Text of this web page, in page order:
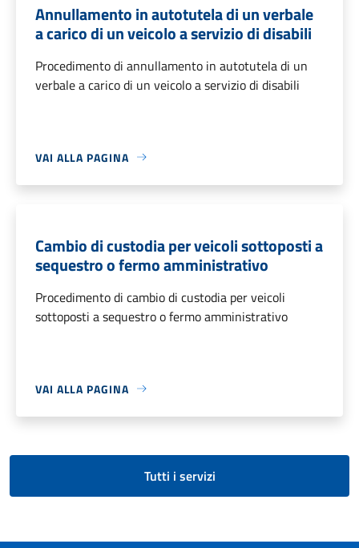
Annullamento in autotutela di un verbale
a carico di un veicolo a servizio di disabili
Procedimento di annullamento in autotutela di un
verbale a carico di un veicolo a servizio di disabili
VAI ALLA PAGINA
Cambio di custodia per veicoli sottoposti a
sequestro o fermo amministrativo
Procedimento di cambio di custodia per veicoli
sottoposti a sequestro o fermo amministrativo
VAI ALLA PAGINA
Tutti i servizi